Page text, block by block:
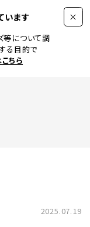
います
等について調
る目的で
ちら
2025.07.19